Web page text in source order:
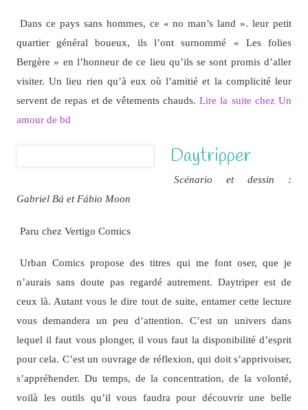
Dans ce pays sans hommes, ce « no man’s land ». leur petit
quartier général boueux, ils l’ont surnommé « Les folies
Bergère » en l’honneur de ce lieu qu’ils se sont promis d’aller
visiter. Un lieu rien qu’à eux où l’amitié et la complicité leur
servent de repas et de vêtements chauds.Lire la suite chez Un
amour de bd
Daytripper
Scénario et dessin :
Gabriel Bá et Fábio Moon
Paru chez Vertigo Comics
Urban Comics propose des titres qui me font oser, que je
n’aurais sans doute pas regardé autrement. Daytriper est de
ceux là. Autant vous le dire tout de suite, entamer cette lecture
vous demandera un peu d’attention. C’est un univers dans
lequel il faut vous plonger, il vous faut la disponibilité d’esprit
pour cela. C’est un ouvrage de réflexion, qui doit s’apprivoiser,
s’appréhender. Du temps, de la concentration, de la volonté,
voilà les outils qu’il vous faudra pour découvrir une belle